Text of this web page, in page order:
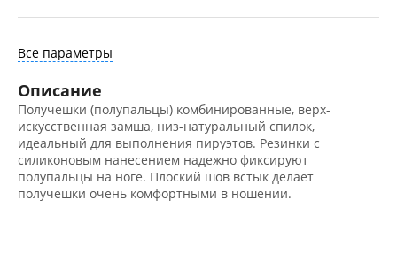
Все параметры
Описание
Получешки (полупальцы) комбинированные, верх-
искусственная замша, низ-натуральный спилок,
идеальный для выполнения пируэтов. Резинки с
силиконовым нанесением надежно фиксируют
полупальцы на ноге. Плоский шов встык делает
получешки очень комфортными в ношении.